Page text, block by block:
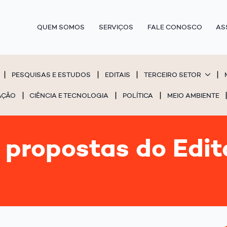
QUEM SOMOS SERVIÇOS FALE CONOSCO
PESQUISAS E ESTUDOS EDITAIS TERCEIRO SETOR
CIÊNCIA E TECNOLOGIA POLÍTICA MEIO AMBIENTE
do